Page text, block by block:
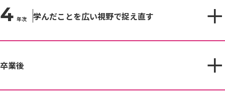
4 年次 学んだことを広い視野で捉え直す
卒業後